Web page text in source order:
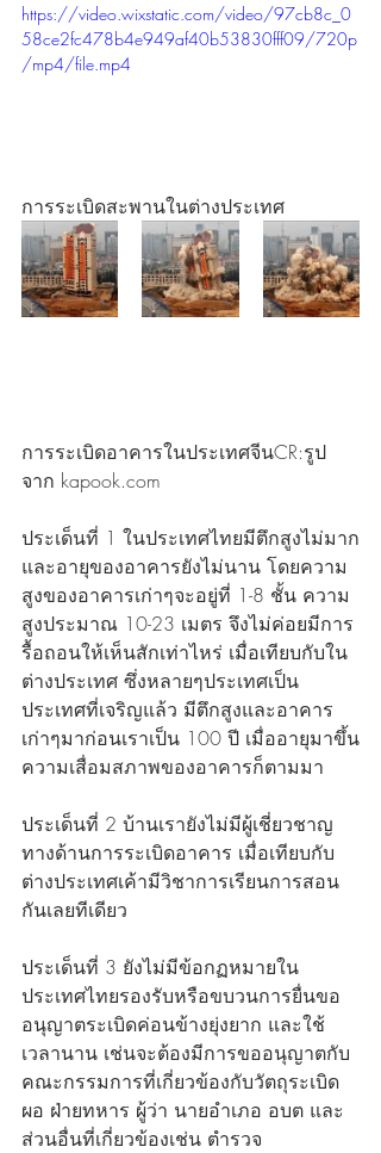
https://video.wixstatic.com/video/97cb8c_0
58ce2fc478b4e949af40b53830fff09/720p
/mp4/file.mp4
การระเบิดสะพานในต่างประเทศ
การระเบิดอาคารในประเทศจีนCR:รูป
จาก kapook.com
ประเด็นที่ 1 ในประเทศไทยมีตึกสูงไม่มาก
และอายุของอาคารยังไม่นาน โดยความ
สูงของอาคารเก่าๆจะอยู่ที่ 1-8 ชั้น ความ
สูงประมาณ 10-23 เมตร จึงไม่ค่อยมีการ
รื้อถอนให้เห็นสักเท่าไหร่ เมื่อเทียบกับใน
ต่างประเทศ ซึ่งหลายๆประเทศเป็น
ประเทศที่เจริญแล้ว มีตึกสูงและอาคาร
เก่าๆมาก่อนเราเป็น 100 ปี เมื่ออายุมาขึ้น
ความเสื่อมสภาพของอาคารก็ตามมา
ประเด็นที่ 2 บ้านเรายังไม่มีผู้เชี่ยวชาญ
ทางด้านการระเบิดอาคาร เมื่อเทียบกับ
ต่างประเทศเค้ามีวิชาการเรียนการสอน
กันเลยทีเดียว
ประเด็นที่ 3 ยังไม่มีข้อกฏหมายใน
ประเทศไทยรองรับหรือขบวนการยื่นขอ
อนุญาตระเบิดค่อนข้างยุ่งยาก และใช้
เวลานาน เช่นจะต้องมีการขออนุญาตกับ
คณะกรรมการที่เกี่ยวข้องกับวัตถุระเบิด
ผอ ฝ่ายทหาร ผู้ว่า นายอำเภอ อบต และ
ส่วนอื่นที่เกี่ยวข้องเช่น ตำรวจ